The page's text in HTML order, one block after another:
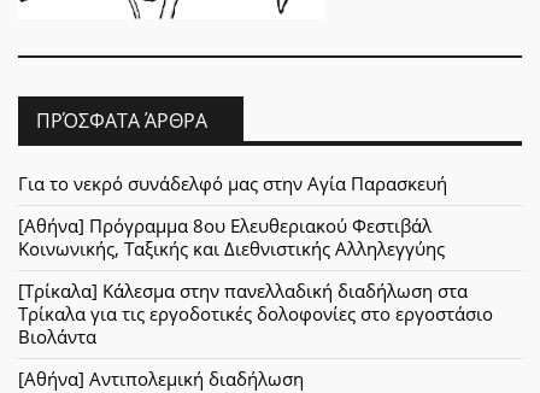
ΠΡΌΣΦΑΤΑ ΆΡΘΡΑ
Για το νεκρό συνάδελφό μας στην Αγία Παρασκευή
[Αθήνα] Πρόγραμμα 8ου Ελευθεριακού Φεστιβάλ
Κοινωνικής, Ταξικής και Διεθνιστικής Αλληλεγγύης
[Τρίκαλα] Κάλεσμα στην πανελλαδική διαδήλωση στα
Τρίκαλα για τις εργοδοτικές δολοφονίες στο εργοστάσιο
Βιολάντα
[Αθήνα] Αντιπολεμική διαδήλωση